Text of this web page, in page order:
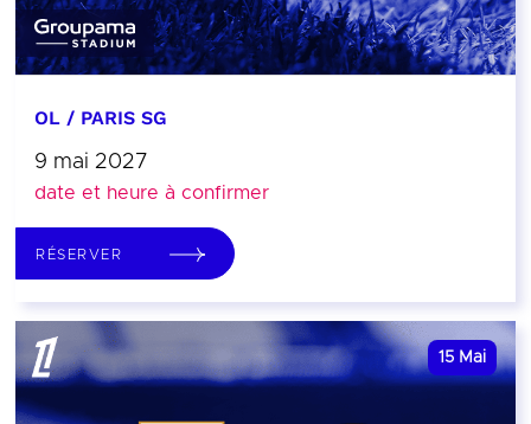
OL / PARIS SG
9 mai 2027
date et heure à confirmer
RÉSERVER
15 Mai